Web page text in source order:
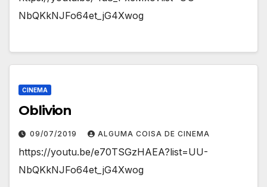
NbQKkNJFo64et_jG4Xwog
CINEMA
Oblivion
09/07/2019 ALGUMA COISA DE CINEMA
https://youtu.be/e70TSGzHAEA?list=UU-
NbQKkNJFo64et_jG4Xwog